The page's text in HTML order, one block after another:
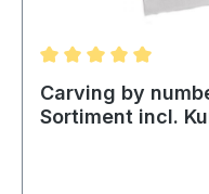
Durchschnittliche
Carving by
Sortiment incl.